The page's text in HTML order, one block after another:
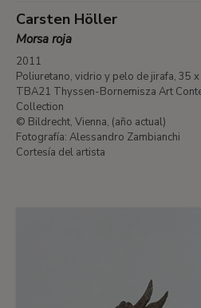
Carsten Höller
Morsa roja
2011
Poliuretano, vidrio y pelo de jirafa, 35
TBA21 Thyssen-Bornemisza Art
Collection
© Bildrecht, Vienna, (año actual)
Fotografía: Alessandro Zambianchi
Cortesía del artista